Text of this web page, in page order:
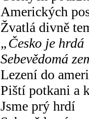
Amerických
Žvatlá divně
„Česko je hrdá
Sebevědomá
Lezení do
Piští potkani a
Jsme prý hrdí